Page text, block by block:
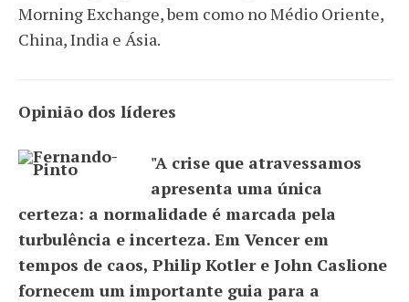
Morning Exchange, bem como no Médio Oriente,
China, India e Ásia.
Opinião dos líderes
"A crise que atravessamos
apresenta uma única
certeza: a normalidade é marcada pela
turbulência e incerteza. Em Vencer em
tempos de caos, Philip Kotler e John Caslione
fornecem um importante guia para a